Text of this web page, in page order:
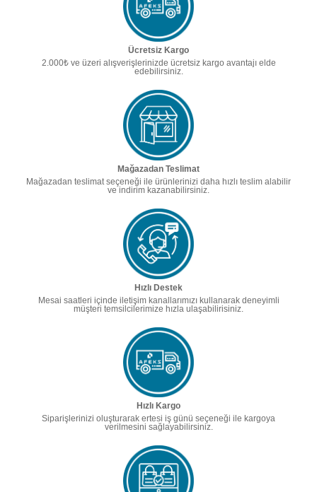
Ücretsiz Kargo
2.000₺ ve üzeri alışverişlerinizde ücretsiz kargo avantajı elde
edebilirsiniz.
Mağazadan Teslimat
Mağazadan teslimat seçeneği ile ürünlerinizi daha hızlı teslim alabilir
ve indirim kazanabilirsiniz.
Hızlı Destek
Mesai saatleri içinde iletişim kanallarımızı kullanarak deneyimli
müşteri temsilcilerimize hızla ulaşabilirisiniz.
Hızlı Kargo
Siparişlerinizi oluşturarak ertesi iş günü seçeneği ile kargoya
verilmesini sağlayabilirsiniz.